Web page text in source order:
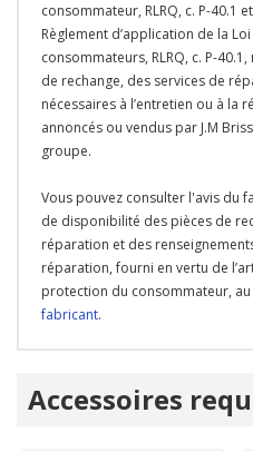
consommateur, RLRQ, c. P-40.1
Règlement d’application de la
consommateurs, RLRQ, c. P-
de rechange, des services de
nécessaires à l’entretien ou à
annoncés ou vendus par J.M
groupe.
Vous pouvez consulter l'avis du
de disponibilité des pièces de
réparation et des
réparation, fourni en vertu de
protection du consommateur, au
fabricant.
Accessoires